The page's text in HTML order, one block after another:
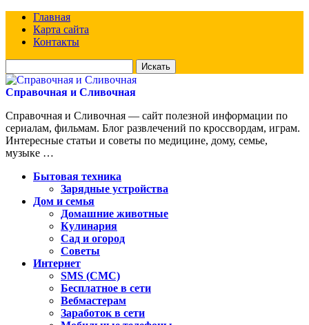
Главная
Карта сайта
Контакты
для:
Справочная и Сливочная
Справочная и Сливочная — сайт полезной информации по
сериалам, фильмам. Блог развлечений по кроссвордам, играм.
Интересные статьи и советы по медицине, дому, семье,
музыке …
Бытовая техника
Зарядные устройства
Дом и семья
Домашние животные
Кулинария
Сад и огород
Советы
Интернет
SMS (СМС)
Бесплатное в сети
Вебмастерам
Заработок в сети